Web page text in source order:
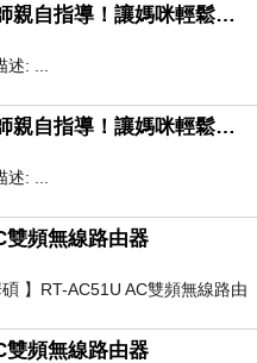
宅配快樂大廚來上菜！阿芳老師親自指導！讓媽咪輕鬆料理，營造無煙廚房，經濟、美味、方便，八分鐘讓你當名廚！
: ...
宅配快樂大廚來上菜！阿芳老師親自指導！讓媽咪輕鬆料理，營造無煙廚房，經濟、美味、方便，八分鐘讓你當名廚！
: ...
雙頻無線路由器
】RT-AC51U AC雙頻無線路由
雙頻無線路由器